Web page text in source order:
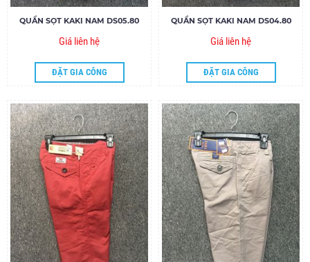
QUẦN SỌT KAKI NAM DS05.80
Giá liên hệ
ĐẶT GIA CÔNG
QUẦN SỌT KAKI NAM DS04.80
Giá liên hệ
ĐẶT GIA CÔNG